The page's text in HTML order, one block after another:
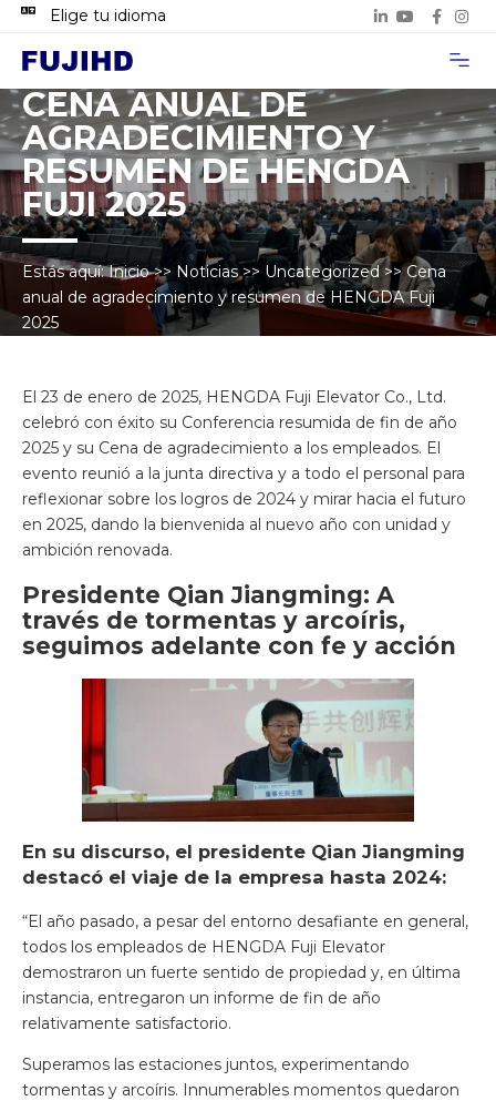
Elige tu idioma
CENA ANUAL DE
AGRADECIMIENTO Y
RESUMEN DE HENGDA
FUJI 2025
Estás aquí:Inicio>> Noticias>> Uncategorized>>Cena
anual de agradecimiento y resumen de HENGDA Fuji
2025
El 23 de enero de 2025, HENGDA Fuji Elevator Co., Ltd.
celebró con éxito su Conferencia resumida de fin de año
2025 y su Cena de agradecimiento a los empleados. El
evento reunió a la junta directiva y a todo el personal para
reflexionar sobre los logros de 2024 y mirar hacia el futuro
en 2025, dando la bienvenida al nuevo año con unidad y
ambición renovada.
Presidente Qian Jiangming: A
través de tormentas y arcoíris,
seguimos adelante con fe y acción
En su discurso, el presidente Qian Jiangming
destacó el viaje de la empresa hasta 2024:
“El año pasado, a pesar del entorno desafiante en general,
todos los empleados de HENGDA Fuji Elevator
demostraron un fuerte sentido de propiedad y, en última
instancia, entregaron un informe de fin de año
relativamente satisfactorio.
Superamos las estaciones juntos, experimentando
tormentas y arcoíris. Innumerables momentos quedaron